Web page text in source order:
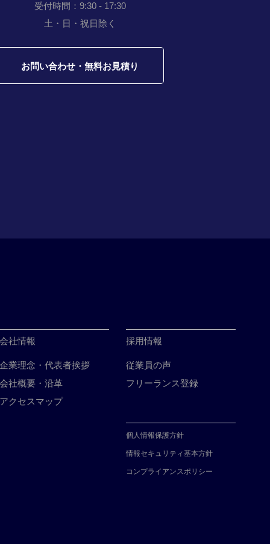
受付時間：9:30 - 17:30
土・日・祝日除く
お問い合わせ・無料お見積り
会社情報
企業理念・代表者挨拶
会社概要・沿革
アクセスマップ
採用情報
従業員の声
フリーランス登録
個人情報保護方針
情報セキュリティ基本方針
コンプライアンスポリシー